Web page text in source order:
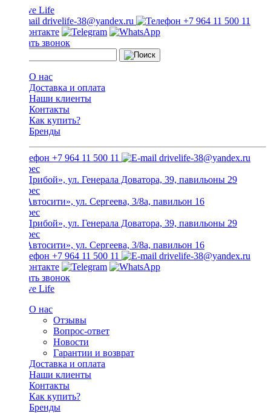
drivelife-38@yandex.ru +7 964 11 500 11
Заказать звонок
О нас
Доставка и оплата
Наши клиенты
Контакты
Как купить?
Бренды
+7 964 11 500 11 drivelife-38@yandex.ru
ТЦ «Прибой», ул. Генерала Доватора, 39, павильоны 29
ТЦ «Автосити», ул. Сергеева, 3/8а, павильон 16
ТЦ «Прибой», ул. Генерала Доватора, 39, павильоны 29
ТЦ «Автосити», ул. Сергеева, 3/8а, павильон 16
+7 964 11 500 11
drivelife-38@yandex.ru
Заказать звонок
О нас
Отзывы
Вопрос-ответ
Новости
Гарантии и возврат
Доставка и оплата
Наши клиенты
Контакты
Как купить?
Бренды